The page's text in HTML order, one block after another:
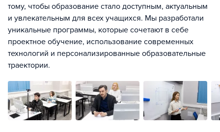
тому, чтобы образование стало доступным, актуальным
и увлекательным для всех учащихся. Мы разработали
уникальные программы, которые сочетают в себе
проектное обучение, использование современных
технологий и персонализированные образовательные
траектории.